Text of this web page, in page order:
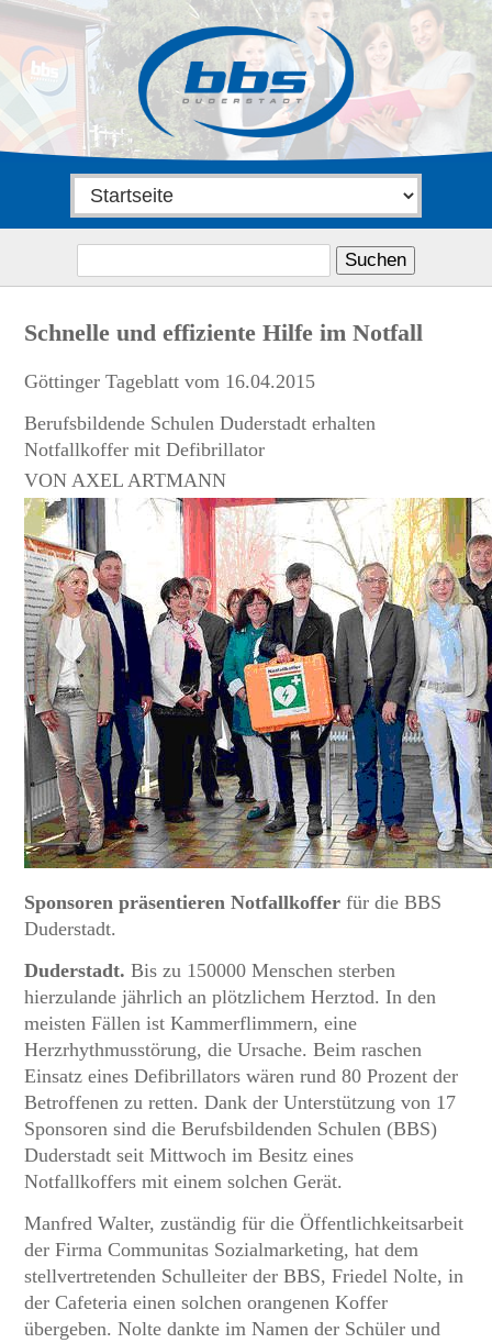
Suchen
Schnelle und effiziente Hilfe im Notfall
Göttinger Tageblatt vom 16.04.2015
Berufsbildende Schulen Duderstadt erhalten
Notfallkoffer mit Defibrillator
VON AXEL ARTMANN
Sponsoren präsentieren Notfallkoffer für die BBS
Duderstadt.
Duderstadt. Bis zu 150000 Menschen sterben
hierzulande jährlich an plötzlichem Herztod. In den
meisten Fällen ist Kammerflimmern, eine
Herzrhythmusstörung, die Ursache. Beim raschen
Einsatz eines Defibrillators wären rund 80 Prozent der
Betroffenen zu retten. Dank der Unterstützung von 17
Sponsoren sind die Berufsbildenden Schulen (BBS)
Duderstadt seit Mittwoch im Besitz eines
Notfallkoffers mit einem solchen Gerät.
Manfred Walter, zuständig für die Öffentlichkeitsarbeit
der Firma Communitas Sozialmarketing, hat dem
stellvertretenden Schulleiter der BBS, Friedel Nolte, in
der Cafeteria einen solchen orangenen Koffer
übergeben. Nolte dankte im Namen der Schüler und